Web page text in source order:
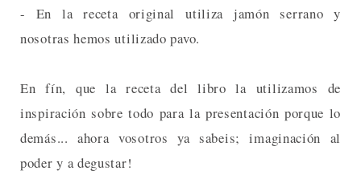
- En la receta original utiliza jamón serrano y
nosotras hemos utilizado pavo.
En fín, que la receta del libro la utilizamos de
inspiración sobre todo para la presentación porque lo
demás... ahora vosotros ya sabeis; imaginación al
poder y a degustar!